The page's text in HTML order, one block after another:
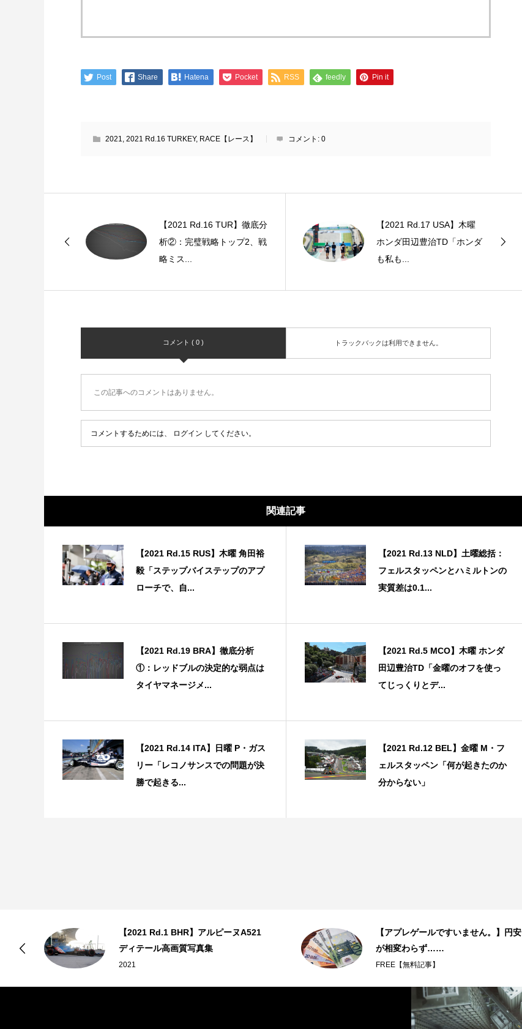
Post Share Hatena Pocket RSS feedly Pin it
2021 2021 Rd.16 TURKEY, RACE【レース】 コメント: 0
【2021 Rd.16 TUR】徹底分
析②：完璧戦略トップ2、戦
略ミス...
【2021 Rd.17 USA】木曜
ホンダ田辺豊治TD「ホンダ
も私も...
コメント ( 0 ) トラックバックは利用できません。
この記事へのコメントはありません。
コメントするためには、 ログイン してください。
関連記事
【2021 Rd.15 RUS】木曜 角田裕
毅「ステップバイステップのアプ
ローチで、自...
【2021 Rd.13 NLD】土曜総括：
フェルスタッペンとハミルトンの
実質差は0.1...
【2021 Rd.19 BRA】徹底分析
①：レッドブルの決定的な弱点は
タイヤマネージメ...
【2021 Rd.5 MCO】木曜 ホンダ
田辺豊治TD「金曜のオフを使っ
てじっくりとデ...
【2021 Rd.14 ITA】日曜 P・ガス
リー「レコノサンスでの問題が決
勝で起きる...
【2021 Rd.12 BEL】金曜 M・フ
ェルスタッペン「何が起きたのか
分からない」
【2021 Rd.1 BHR】アルピーヌA521
ディテール高画質写真集
2021
【アプレゲールですいません。】円安
が相変わらず……
FREE【無料記事】